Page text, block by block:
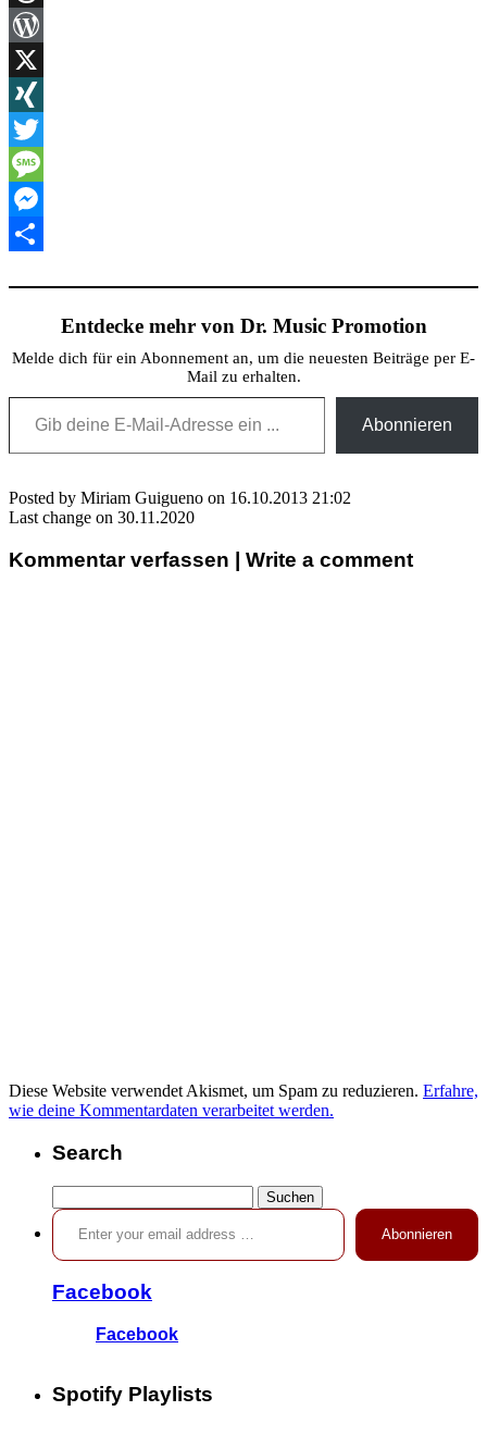
Threads
WordPress
X
XING
Twitter
Message
Messenger
Entdecke mehr von Dr. Music Promotion
Melde dich für ein Abonnement an, um die neuesten Beiträge per E-
Mail zu erhalten.
Gib deine E-Mail-Adresse ein ...
Abonnieren
Posted by Miriam Guigueno on 16.10.2013 21:02
Last change on 30.11.2020
Kommentar verfassen | Write a comment
Diese Website verwendet Akismet, um Spam zu reduzieren. Erfahre,
wie deine Kommentardaten verarbeitet werden.
Search
nach:
Enter your email address …
Abonnieren
Facebook
Facebook
Spotify Playlists